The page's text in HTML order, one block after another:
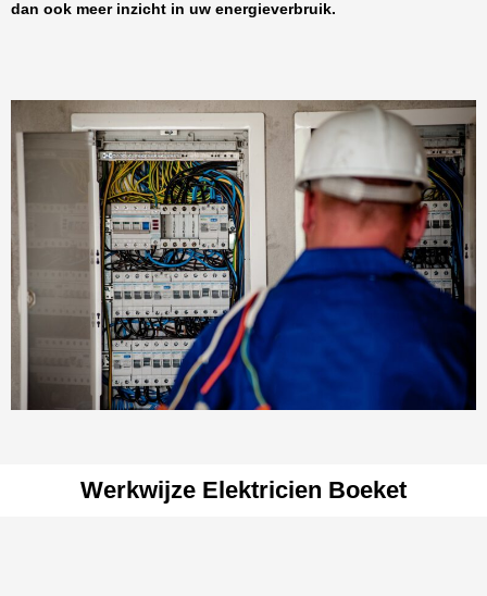
dan ook meer inzicht in uw energieverbruik.
Werkwijze Elektricien Boeket